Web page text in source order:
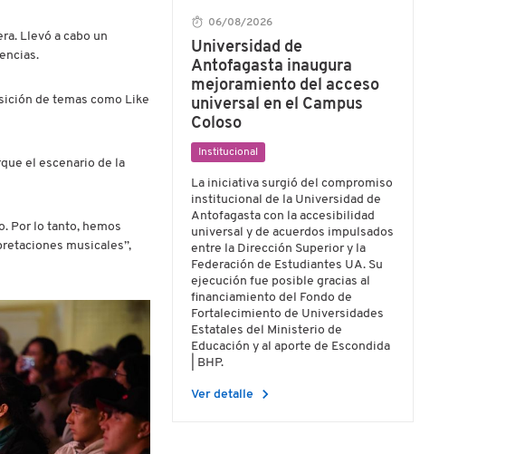
Llevó a cabo un
de temas como Like
el escenario de la
Por lo tanto, hemos
musicales”,
06/08/2026
Universidad de
Antofagasta inaugura
mejoramiento del acceso
universal en el Campus
Coloso
Institucional
La iniciativa surgió del compromiso
institucional de la Universidad de
Antofagasta con la accesibilidad
universal y de acuerdos impulsados
entre la Dirección Superior y la
Federación de Estudiantes UA. Su
ejecución fue posible gracias al
financiamiento del Fondo de
Fortalecimiento de Universidades
Estatales del Ministerio de
Educación y al aporte de Escondida
| BHP.
Ver detalle chevron_right